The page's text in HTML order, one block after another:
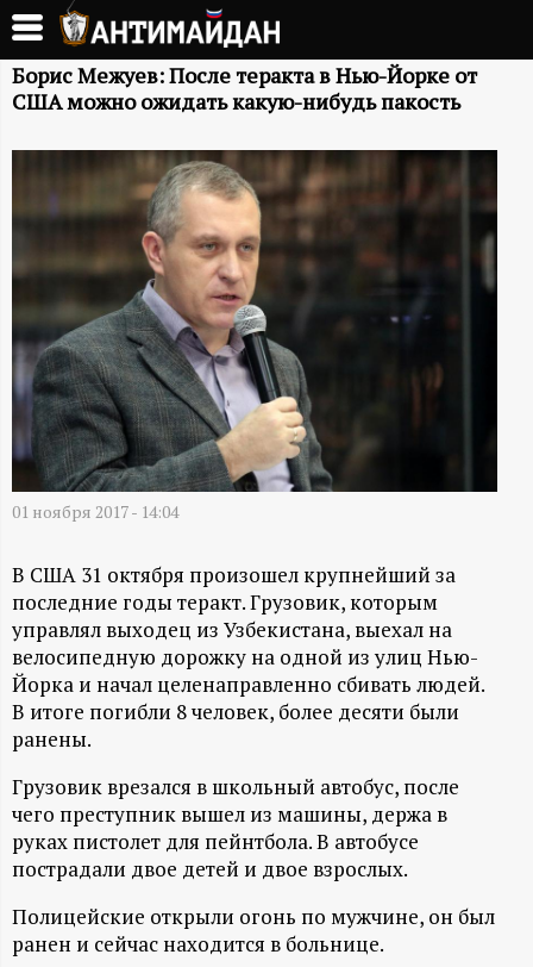
Перейти
основному
содержанию
А
И
М
А
Й
Д
А
Н
-
и
н
ф
о
р
Борис Межуев: После теракта в Нью-Йорке от
США можно ожидать какую-нибудь пакость
01 ноября 2017 - 14:04
В США 31 октября произошел крупнейший за
последние годы теракт. Грузовик, которым
управлял выходец из Узбекистана, выехал на
велосипедную дорожку на одной из улиц Нью-
Йорка и начал целенаправленно сбивать людей.
В итоге погибли 8 человек, более десяти были
ранены.
Грузовик врезался в школьный автобус, после
чего преступник вышел из машины, держа в
руках пистолет для пейнтбола. В автобусе
пострадали двое детей и двое взрослых.
Полицейские открыли огонь по мужчине, он был
ранен и сейчас находится в больнице.